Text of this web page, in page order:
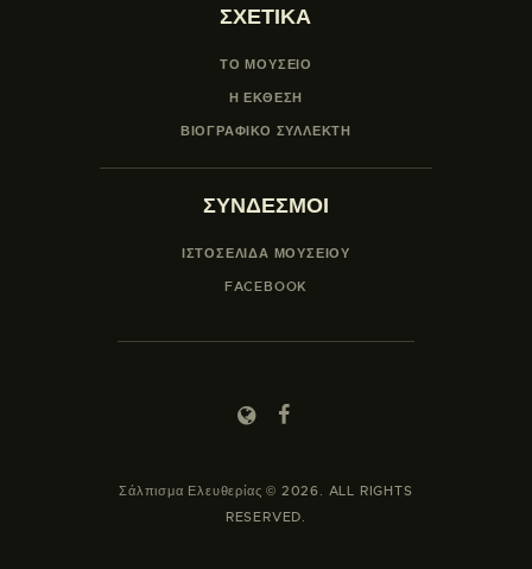
ΣΧΕΤΙΚΑ
ΤΟ ΜΟΥΣΕΙΟ
Η ΕΚΘΕΣΗ
ΒΙΟΓΡΑΦΙΚΟ ΣΥΛΛΕΚΤΗ
ΣΥΝΔΕΣΜΟΙ
ΙΣΤΟΣΕΛΙΔΑ ΜΟΥΣΕΊΟΥ
FACEBOOK
Σάλπισμα Ελευθερίας © 2026. ALL RIGHTS
RESERVED.